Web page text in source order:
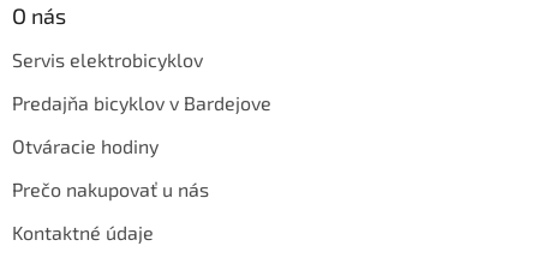
O nás
Servis elektrobicyklov
Predajňa bicyklov v Bardejove
Otváracie hodiny
Prečo nakupovať u nás
Kontaktné údaje